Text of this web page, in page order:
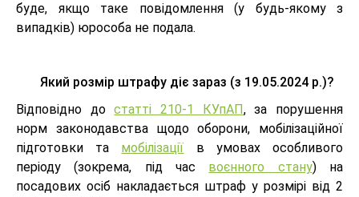
буде, якщо таке повідомлення (у будь-якому з
випадків) юрособа не подала.
Який розмір штрафу діє зараз (з 19.05.2024 р.)?
Відповідно достатті 210-1 КУпАП, за порушення
норм законодавства щодо оборони, мобілізаційної
підготовки та мобілізації в умовах особливого
періоду (зокрема, під час воєнного стану) на
посадових осіб накладається штраф у розмірі від 2